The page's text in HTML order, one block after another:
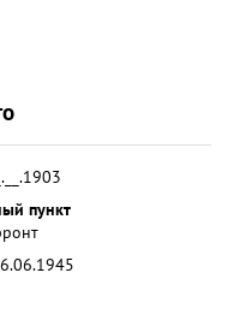
пункт